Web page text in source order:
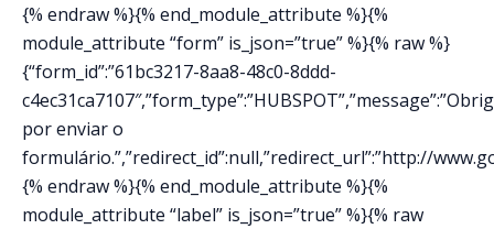
{% endraw %}{% end_module_attribute %}{%
module_attribute “form” is_json=”true” %}{% raw %}
{“form_id”:”61bc3217-8aa8-48c0-8ddd-
por enviar o
formulário.”,”redirect_id”:null,”redirect_url”:”http://
{% endraw %}{% end_module_attribute %}{%
module_attribute “label” is_json=”true” %}{% raw